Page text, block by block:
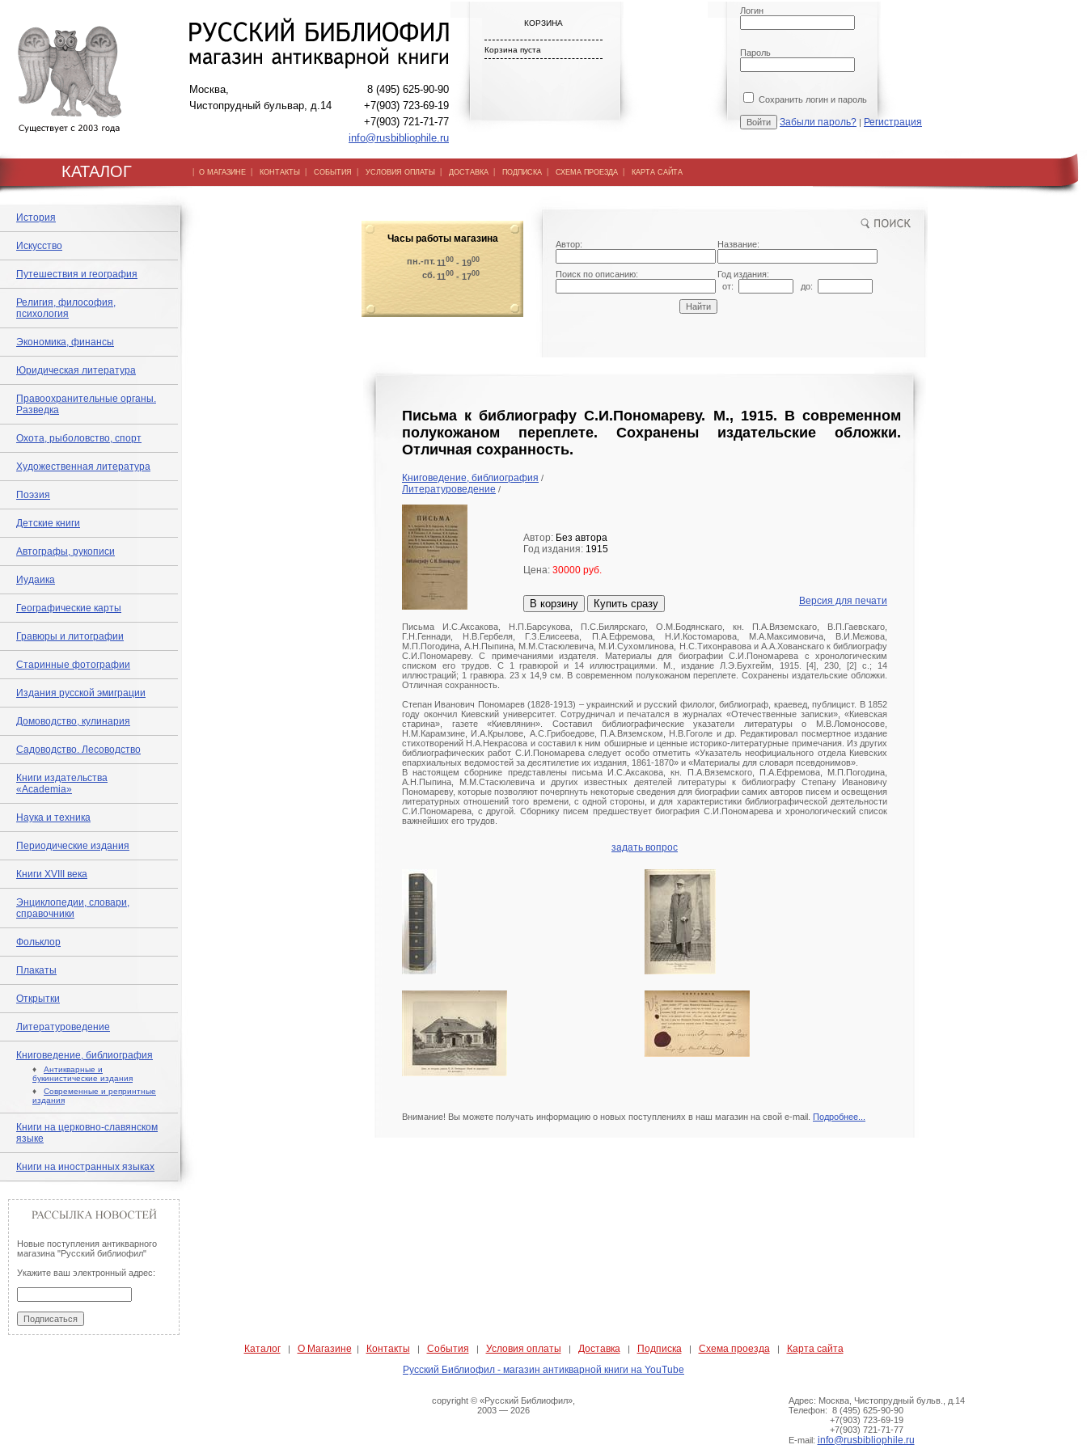
Москва,
Чистопрудный бульвар, д.14
8 (495) 625-90-90
+7(903) 723-69-19
+7(903) 721-71-77
info@rusbibliophile.ru
КОРЗИНА
Корзина пуста
Логин
Пароль
Сохранить логин и пароль
Забыли пароль? | Регистрация
КАТАЛОГ | О МАГАЗИНЕ | КОНТАКТЫ | СОБЫТИЯ | УСЛОВИЯ ОПЛАТЫ | ДОСТАВКА | ПОДПИСКА | СХЕМА ПРОЕЗДА | КАРТА САЙТА
История
Искусство
Путешествия и география
Религия, философия,
психология
Экономика, финансы
Юридическая литература
Правоохранительные органы.
Разведка
Охота, рыболовство, спорт
Художественная литература
Поэзия
Детские книги
Автографы, рукописи
Иудаика
Географические карты
Гравюры и литографии
Старинные фотографии
Издания русской эмиграции
Домоводство, кулинария
Садоводство. Лесоводство
Книги издательства
«Academia»
Наука и техника
Периодические издания
Книги XVIII века
Энциклопедии, словари,
справочники
Фольклор
Плакаты
Открытки
Литературоведение
Книговедение, библиография
♦ Антикварные и
букинистические издания
♦ Современные и репринтные
издания
Книги на церковно-славянском
языке
Книги на иностранных языках
Новые поступления антикварного
магазина "Русский библиофил"
Укажите ваш электронный адрес:
Часы работы магазина
пн.-пт.1100 - 1900
сб.1100 - 1700
Автор: Название:
Поиск по описанию:
Год издания:
от:
до:
Письма к библиографу С.И.Пономареву. М., 1915. В современном
полукожаном переплете. Сохранены издательские обложки.
Отличная сохранность.
Книговедение, библиография /
Литературоведение /
Автор: Без автора
Год издания: 1915
Цена: 30000 руб.
В корзину Купить сразу Версия для печати
Письма И.С.Аксакова, Н.П.Барсукова, П.С.Билярскаго, О.М.Бодянскаго, кн. П.А.Вяземскаго, В.П.Гаевскаго,
Г.Н.Геннади, Н.В.Гербеля, Г.З.Елисеева, П.А.Ефремова, Н.И.Костомарова, М.А.Максимовича, В.И.Межова,
М.П.Погодина, А.Н.Пыпина, М.М.Стасюлевича, М.И.Сухомлинова, Н.С.Тихонравова и А.А.Хованскаго к библиографу
С.И.Пономареву. С примечаниями издателя. Материалы для биографии С.И.Пономарева с хронологическим
списком его трудов. С 1 гравюрой и 14 иллюстрациями. М., издание Л.Э.Бухгейм, 1915. [4], 230, [2] с.; 14
иллюстраций; 1 гравюра. 23 х 14,9 см. В современном полукожаном переплете. Сохранены издательские обложки.
Отличная сохранность.
Степан Иванович Пономарев (1828-1913) – украинский и русский филолог, библиограф, краевед, публицист. В 1852
году окончил Киевский университет. Сотрудничал и печатался в журналах «Отечественные записки», «Киевская
старина», газете «Киевлянин». Составил библиографические указатели литературы о М.В.Ломоносове,
Н.М.Карамзине, И.А.Крылове, А.С.Грибоедове, П.А.Вяземском, Н.В.Гоголе и др. Редактировал посмертное издание
стихотворений Н.А.Некрасова и составил к ним обширные и ценные историко-литературные примечания. Из других
библиографических работ С.И.Пономарева следует особо отметить «Указатель неофициального отдела Киевских
епархиальных ведомостей за десятилетие их издания, 1861-1870» и «Материалы для словаря псевдонимов».
В настоящем сборнике представлены письма И.С.Аксакова, кн. П.А.Вяземского, П.А.Ефремова, М.П.Погодина,
А.Н.Пыпина, М.М.Стасюлевича и других известных деятелей литературы к библиографу Степану Ивановичу
Пономареву, которые позволяют почерпнуть некоторые сведения для биографии самих авторов писем и освещения
литературных отношений того времени, с одной стороны, и для характеристики библиографической деятельности
С.И.Пономарева, с другой. Сборнику писем предшествует биография С.И.Пономарева и хронологический список
важнейших его трудов.
задать вопрос
Внимание! Вы можете получать информацию о новых поступлениях в наш магазин на свой e-mail. Подробнее...
Каталог| О Магазине | Контакты | События | Условия оплаты | Доставка | Подписка | Схема проезда |
Карта сайта
Русский Библиофил - магазин антикварной книги на YouTube
copyright © «Русский Библиофил»,
2003 — 2026
Адрес: Москва, Чистопрудный бульв., д.14
Телефон: 8 (495) 625-90-90
+7(903) 723-69-19
+7(903) 721-71-77
E-mail: info@rusbibliophile.ru